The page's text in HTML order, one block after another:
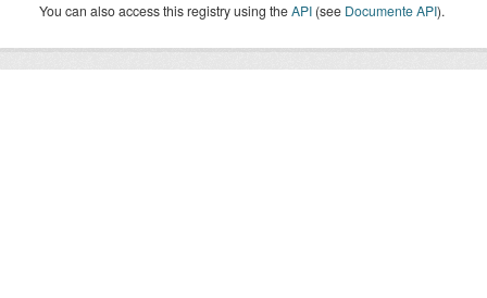
You can also access this registry using theAPI (see Documente API).